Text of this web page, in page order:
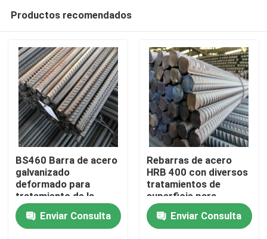
Hogar
Productos
Productos recomendados
BS460 Barra de acero
galvanizado
deformado para
tratamiento de la
superficie en
proyectos de
construcción
Enviar Consulta
Rebarras de acero
HRB 400 con diversos
tratamientos de
superficie para
proyectos de
construcción
Enviar Consulta